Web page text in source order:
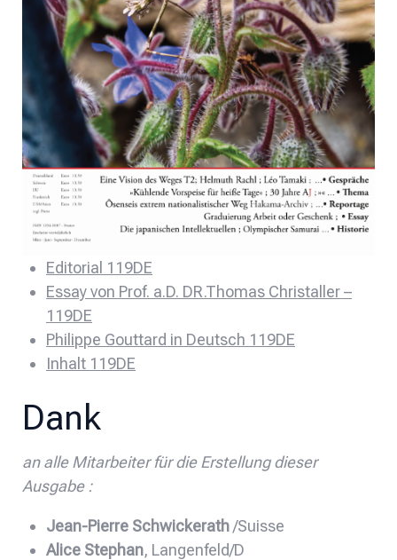
Editorial 119DE
Essay von Prof. a.D. DR.Thomas Christaller –
119DE
Philippe Gouttard in Deutsch 119DE
Inhalt 119DE
Dank
an alle Mitarbeiter für die Erstellung dieser
Ausgabe :
Jean-Pierre Schwickerath/Suisse
Alice Stephan, Langenfeld/D